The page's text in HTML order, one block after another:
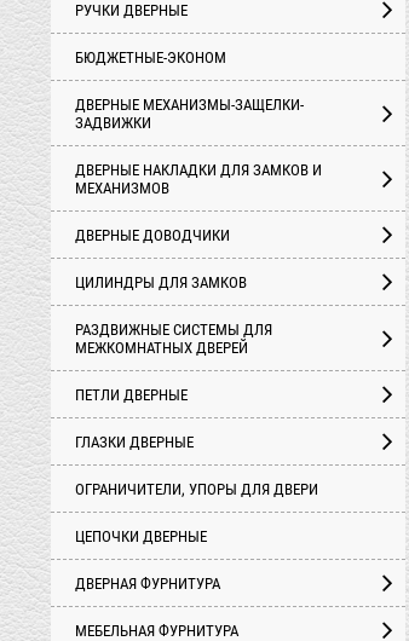
РУЧКИ ДВЕРНЫЕ
БЮДЖЕТНЫЕ-ЭКОНОМ
ДВЕРНЫЕ МЕХАНИЗМЫ-ЗАЩЕЛКИ-
ЗАДВИЖКИ
ДВЕРНЫЕ НАКЛАДКИ ДЛЯ ЗАМКОВ И
МЕХАНИЗМОВ
ДВЕРНЫЕ ДОВОДЧИКИ
ЦИЛИНДРЫ ДЛЯ ЗАМКОВ
РАЗДВИЖНЫЕ СИСТЕМЫ ДЛЯ
МЕЖКОМНАТНЫХ ДВЕРЕЙ
ПЕТЛИ ДВЕРНЫЕ
ГЛАЗКИ ДВЕРНЫЕ
ОГРАНИЧИТЕЛИ, УПОРЫ ДЛЯ ДВЕРИ
ЦЕПОЧКИ ДВЕРНЫЕ
ДВЕРНАЯ ФУРНИТУРА
МЕБЕЛЬНАЯ ФУРНИТУРА